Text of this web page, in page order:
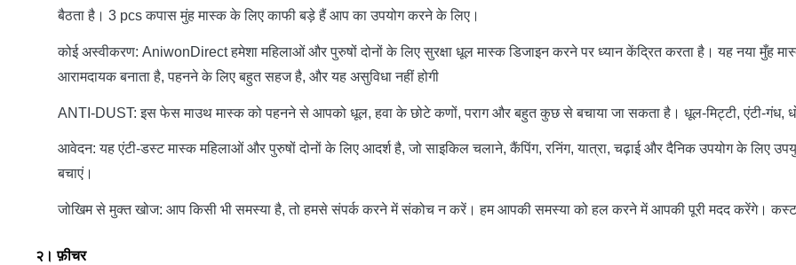
बैठता है। 3 pcs कपास मुंह मास्क के लिए काफी बड़े हैं आप का उपयोग करने के लिए।
कोई अस्वीकरण: AniwonDirect हमेशा महिलाओं और पुरुषों दोनों के लिए सुरक्षा धूल मास्क डिजाइन करने पर ध्यान केंद्रित करता है। यह नया मुँह
आरामदायक बनाता है, पहनने के लिए बहुत सहज है, और यह असुविधा नहीं होगी
ANTI-DUST: इस फेस माउथ मास्क को पहनने से आपको धूल, हवा के छोटे कणों, पराग और बहुत कुछ से बचाया जा सकता है। धूल-मिट्टी, एंटी-गंध,
आवेदन: यह एंटी-डस्ट मास्क महिलाओं और पुरुषों दोनों के लिए आदर्श है, जो साइकिल चलाने, कैंपिंग, रनिंग, यात्रा, चढ़ाई और दैनिक उपयोग के लिए
बचाएं।
जोखिम से मुक्त खोज: आप किसी भी समस्या है, तो हमसे संपर्क करने में संकोच न करें। हम आपकी समस्या को हल करने में आपकी पूरी मदद करेंगे।
२। फ़ीचर